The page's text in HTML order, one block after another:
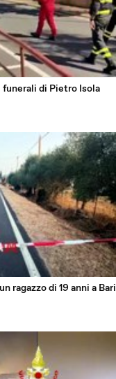
di Pietro Isola
ragazzo di 19 anni a Bari